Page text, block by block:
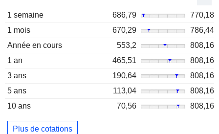
1 semaine 686,79
770,18
1 mois
670,29
786,44
Année en cours
553,2
808,16
1 an
465,51
808,16
3 ans
190,64
808,16
5 ans
113,04
808,16
10 ans
70,56 808,16
Plus de cotations